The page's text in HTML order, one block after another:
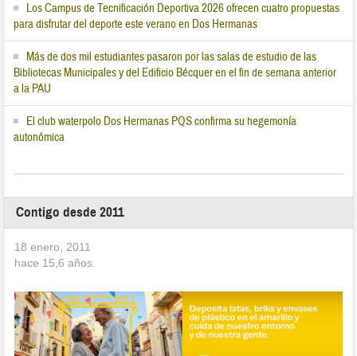
Los Campus de Tecnificación Deportiva 2026 ofrecen cuatro propuestas
para disfrutar del deporte este verano en Dos Hermanas
Más de dos mil estudiantes pasaron por las salas de estudio de las
Bibliotecas Municipales y del Edificio Bécquer en el fin de semana anterior
a la PAU
El club waterpolo Dos Hermanas PQS confirma su hegemonía
autonómica
Contigo desde 2011
18 enero, 2011
hace 15,6 años.